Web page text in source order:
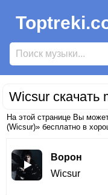
Wicsur скачать
На этой странице Вы
(Wicsur)» бесплатно в
Ворон
Wicsur